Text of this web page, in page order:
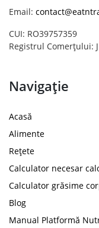
Email:
CUI: RO39757359
Registrul Comerțului:
Navigație
Acasă
Alimente
Rețete
Calculator necesar
Calculator grăsime
Blog
Manual Platformă